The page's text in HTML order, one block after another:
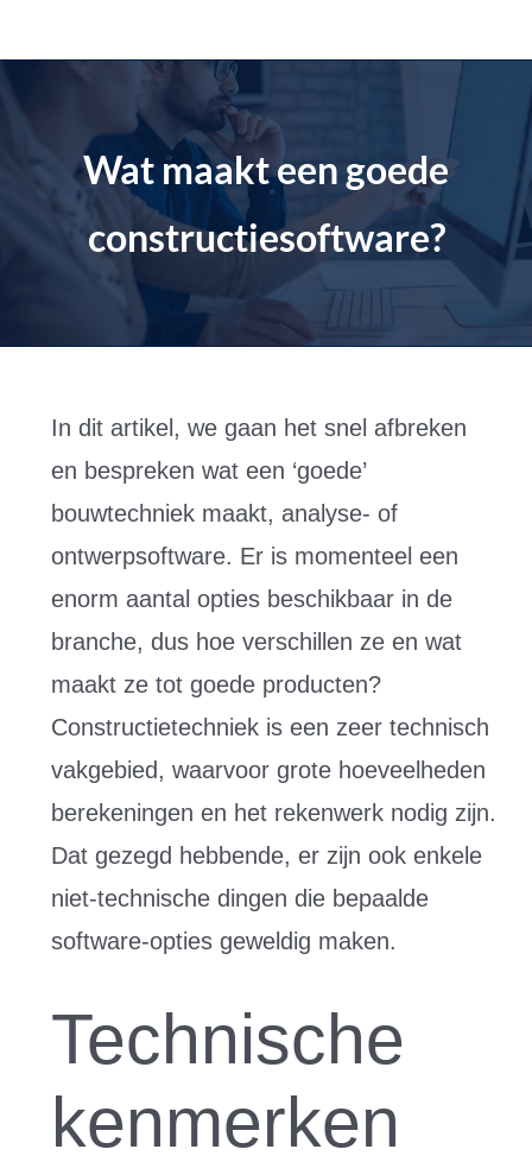
artikel
Wat maakt een goede
constructiesoftware?
In dit artikel, we gaan het snel afbreken
en bespreken wat een ‘goede’
bouwtechniek maakt, analyse- of
ontwerpsoftware. Er is momenteel een
enorm aantal opties beschikbaar in de
branche, dus hoe verschillen ze en wat
maakt ze tot goede producten?
Constructietechniek is een zeer technisch
vakgebied, waarvoor grote hoeveelheden
berekeningen en het rekenwerk nodig zijn.
Dat gezegd hebbende, er zijn ook enkele
niet-technische dingen die bepaalde
software-opties geweldig maken.
Technische
kenmerken